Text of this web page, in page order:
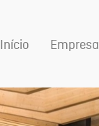
Início Empresa